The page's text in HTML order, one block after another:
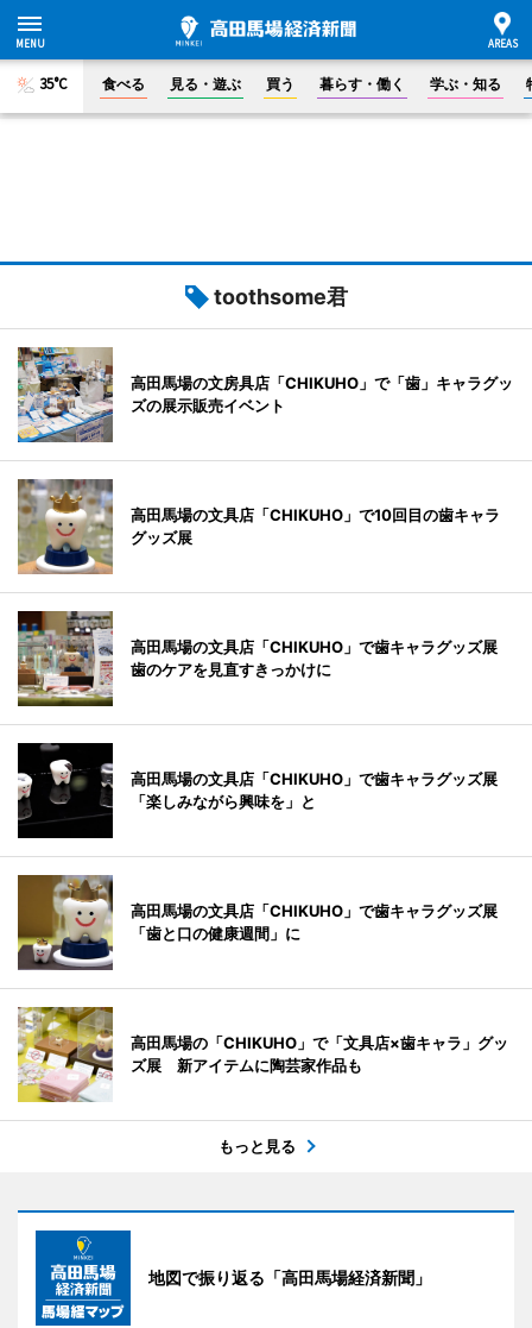
35°C 食べる 見る・遊ぶ 買う 暮らす・働く 学ぶ・知る
toothsome君
高田馬場の文房具店「CHIKUHO」で「歯」キャラグッ
ズの展示販売イベント
高田馬場の文具店「CHIKUHO」で10回目の歯キャラ
グッズ展
高田馬場の文具店「CHIKUHO」で歯キャラグッズ展
歯のケアを見直すきっかけに
高田馬場の文具店「CHIKUHO」で歯キャラグッズ展
「楽しみながら興味を」と
高田馬場の文具店「CHIKUHO」で歯キャラグッズ展
「歯と口の健康週間」に
高田馬場の「CHIKUHO」で「文具店×歯キャラ」グッ
ズ展 新アイテムに陶芸家作品も
もっと見る
地図で振り返る「高田馬場経済新聞」